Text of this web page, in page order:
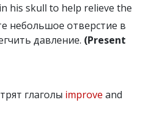
his skull to help relieve the
небольшое отверстие в
давление. (Present
глаголы improve and